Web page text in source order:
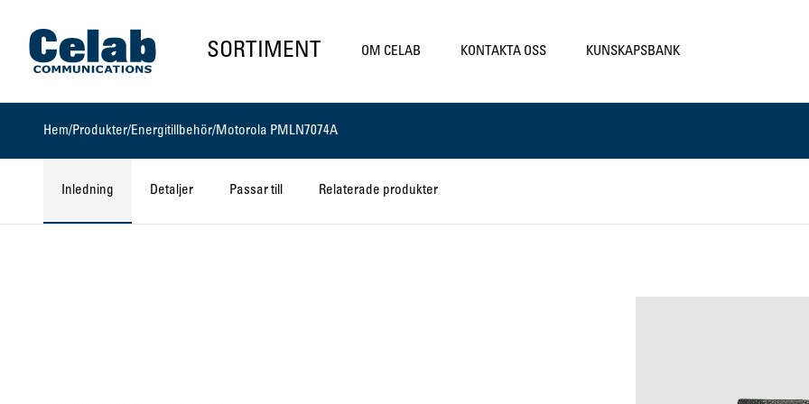
Gå till startsidan
SORTIMENT OM CELAB KONTAKTA OSS KUNSKAPSBANK
Hem/Produkter/Energitillbehör/ Motorola PMLN7074A
Inledning Detaljer Passar till Relaterade produkter